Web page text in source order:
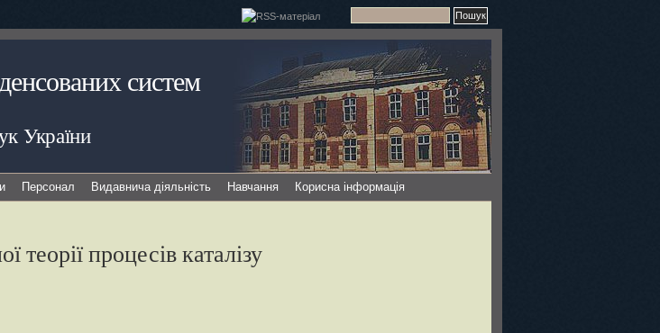
систем
України
Персонал Видавнича діяльність Навчання Корисна інформація
теорії процесів каталізу